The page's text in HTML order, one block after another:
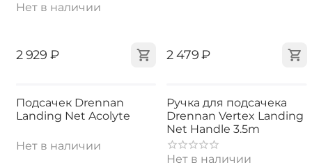
Нет в наличии
‍2 929‍ ₽ ‍2 479‍₽
Подсачек Drennan
Landing Net Acolyte
Нет в наличии
Ручка для подсачека
Drennan Vertex Landing
Net Handle 3.5m
Нет в наличии